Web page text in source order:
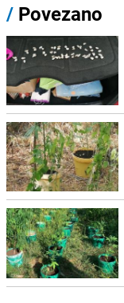
/ Povezano